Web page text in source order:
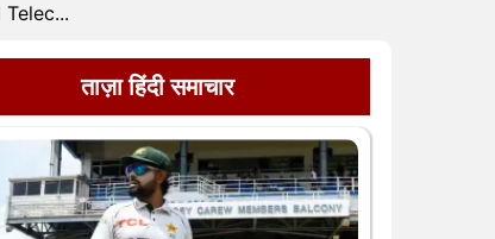
ताज़ा हिंदी समाचार